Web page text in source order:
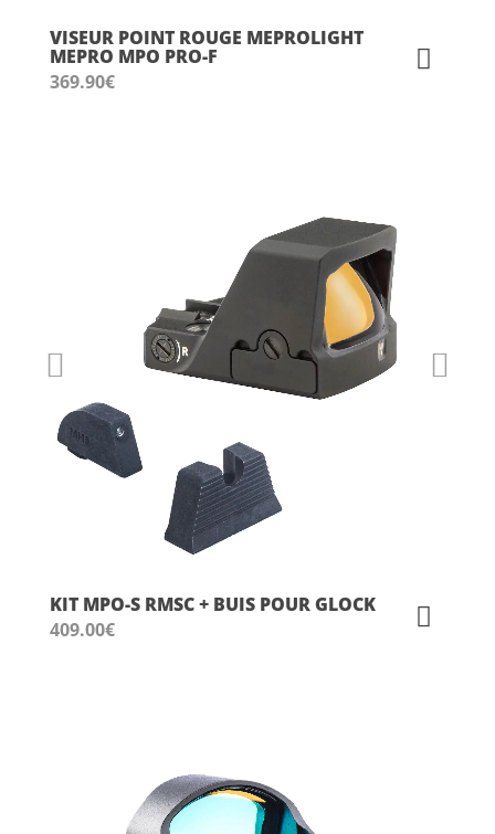
VISEUR POINT ROUGE MEPROLIGHT
MEPRO MPO PRO-F
369.90€
KIT MPO-S RMSC + BUIS POUR GLOCK
409.00€